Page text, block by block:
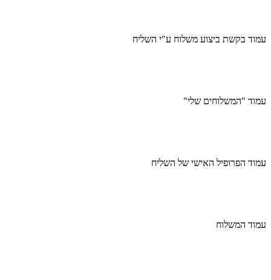
עמוד בקשת ביצוע משלוח ע"י השליח
עמוד "המשלוחים שלי"
עמוד הפרופיל האישי של השליח
עמוד המשלוח